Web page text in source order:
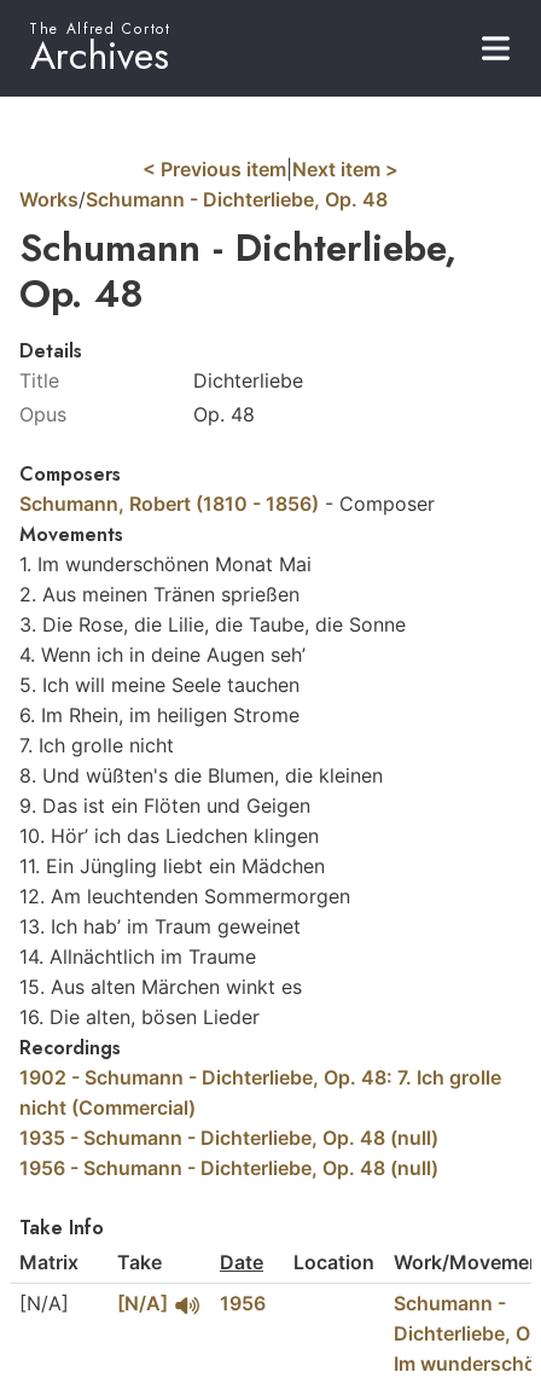
The Alfred Cortot
Archives
Works/Schumann - Dichterliebe, Op. 48
< Previous item Next item >
Schumann - Dichterliebe,
Op. 48
Details
Title
Dichterliebe
Opus
Op. 48
Composers
Schumann, Robert (1810 - 1856) - Composer
Movements
1. Im wunderschönen Monat Mai
2. Aus meinen Tränen sprießen
3. Die Rose, die Lilie, die Taube, die Sonne
4. Wenn ich in deine Augen seh’
5. Ich will meine Seele tauchen
6. Im Rhein, im heiligen Strome
7. Ich grolle nicht
8. Und wüßten's die Blumen, die kleinen
9. Das ist ein Flöten und Geigen
10. Hör’ ich das Liedchen klingen
11. Ein Jüngling liebt ein Mädchen
12. Am leuchtenden Sommermorgen
13. Ich hab’ im Traum geweinet
14. Allnächtlich im Traume
15. Aus alten Märchen winkt es
16. Die alten, bösen Lieder
Recordings
1902 - Schumann - Dichterliebe, Op. 48: 7. Ich grolle
nicht (Commercial)
1935 - Schumann - Dichterliebe, Op. 48 (null)
1956 - Schumann - Dichterliebe, Op. 48 (null)
Take Info
Matrix Take Date Location
Work/
[N/A]
[N/A] 1956
Schumann -
Dichterliebe,
Im